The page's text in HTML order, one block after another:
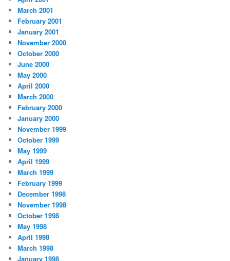
March 2001
February 2001
January 2001
November 2000
October 2000
June 2000
May 2000
April 2000
March 2000
February 2000
January 2000
November 1999
October 1999
May 1999
April 1999
March 1999
February 1999
December 1998
November 1998
October 1998
May 1998
April 1998
March 1998
January 1998